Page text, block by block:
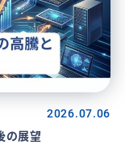
2026.07.06
の展望